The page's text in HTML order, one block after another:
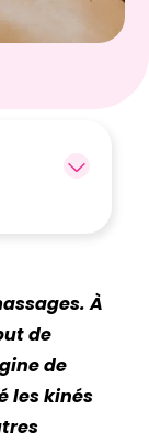
À
de
de
les kinés